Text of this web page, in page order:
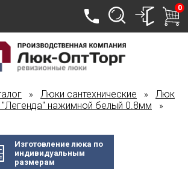
0
» Люки сантехнические » Люк
"Легенда" нажимной белый 0.8мм »
Изготовление люка по
индивидуальным
размерам